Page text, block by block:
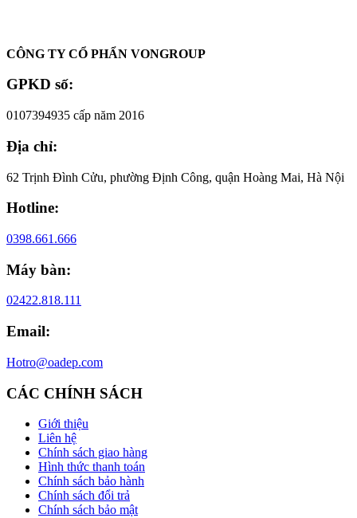
CÔNG TY CỔ PHẨN VONGROUP
GPKD số:
0107394935 cấp năm 2016
Địa chỉ:
62 Trịnh Đình Cửu, phường Định Công, quận Hoàng Mai, Hà Nội
Hotline:
0398.661.666
Máy bàn:
02422.818.111
Email:
Hotro@oadep.com
CÁC CHÍNH SÁCH
Giới thiệu
Liên hệ
Chính sách giao hàng
Hình thức thanh toán
Chính sách bảo hành
Chính sách đổi trả
Chính sách bảo mật